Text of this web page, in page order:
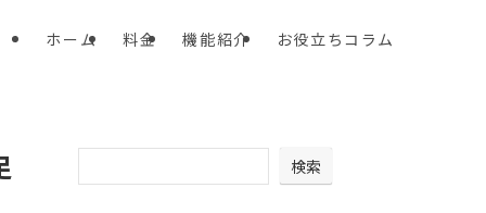
ホーム 料金 機能紹介 お役立ちコラム
検索